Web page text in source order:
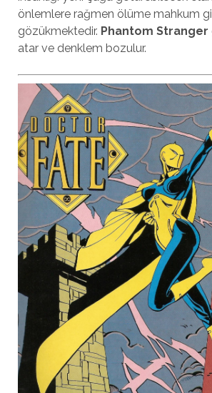
önlemlere rağmen ölüme mahkum
gözükmektedir. Phantom Stranger
atar ve denklem bozulur.